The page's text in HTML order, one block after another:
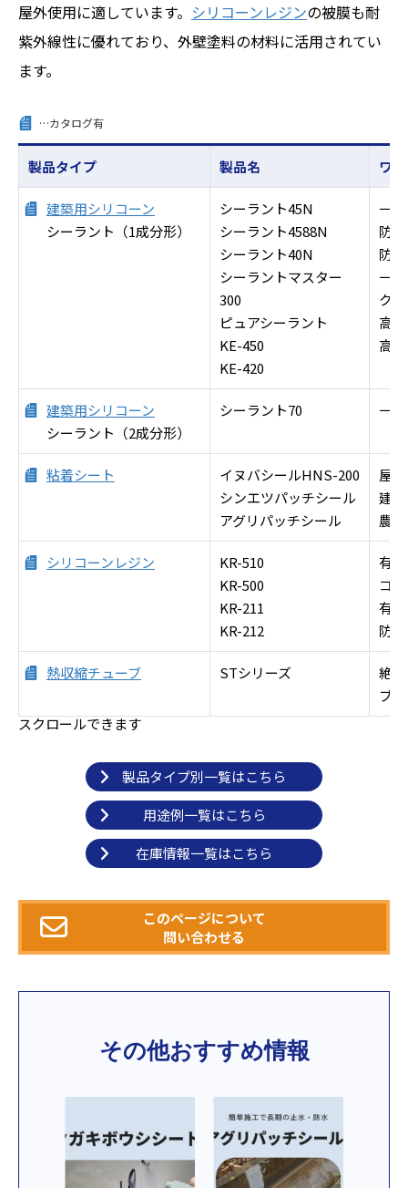
屋外使用に適しています。 シリコーンレジンの被膜も耐
紫外線性に優れており、外壁塗料の材料に活用されてい
ます。
…カタログ有
製品タイプ 製品名 ワ
建築用シリコーン
シーラント（1成分形）
シーラント45N
シーラント4588N
シーラント40N
シーラントマスター
300
ピュアシーラント
KE-450
KE-420
一
防
防
一
ク
高
高
建築用シリコーン
シーラント（2成分形）
シーラント70 一
粘着シート
イヌバシールHNS-200
シンエツパッチシール
アグリパッチシール
屋
建
農
シリコーンレジン
KR-510
KR-500
KR-211
KR-212
有
コ
有
防
熱収縮チューブ STシリーズ
絶
ブ
スクロールできます
製品タイプ別一覧はこちら
用途例一覧はこちら
在庫情報一覧はこちら
このページについて
問い合わせる
その他おすすめ情報